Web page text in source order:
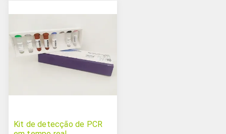
Kit de detecção de PCR